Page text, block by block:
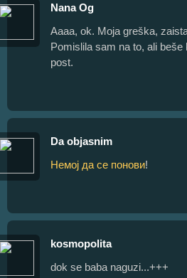
Nana Og
Aaaa, ok. Moja greška,
Pomislila sam na to, ali
post.
Da objasnim
Немој да се понови!
kosmopolita
dok se baba naguzi...+++